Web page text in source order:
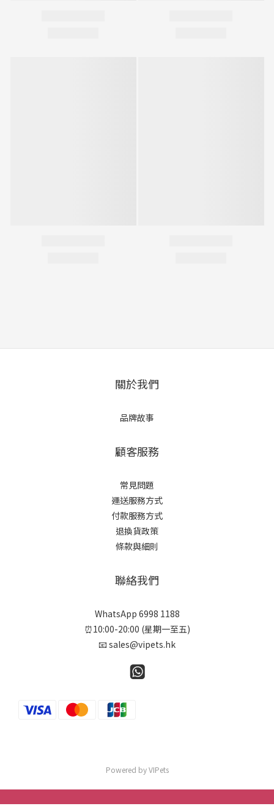
關於我們
品牌故事
顧客服務
常見問題
運送服務方式
付款服務方式
退換貨政策
條款與細則
聯絡我們
WhatsApp 6998 1188
⏰10:00-20:00 (星期一至五)
📧 sales@vipets.hk
Powered by VIPets